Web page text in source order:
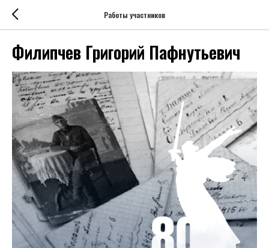
Работы участников
Филипчев Григорий Пафнутьевич